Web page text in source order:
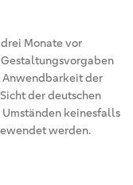
Monate vor
Anwendbarkeit der
der deutschen
Umständen keinesfalls
werden.